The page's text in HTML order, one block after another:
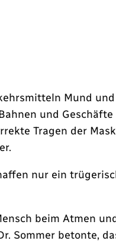
Mund
und
Tragen der
nur ein
beim Atmen
Sommer betonte,